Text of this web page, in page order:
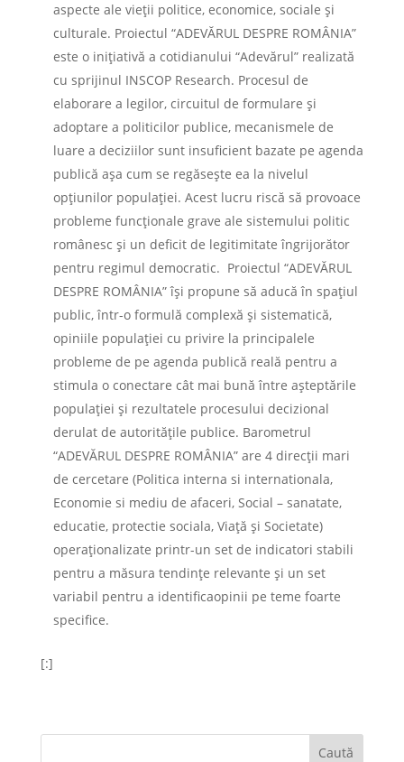
aspecte ale vieţii politice, economice, sociale şi
culturale. Proiectul “ADEVĂRUL DESPRE ROMÂNIA”
este o iniţiativă a cotidianului “Adevărul” realizată
cu sprijinul INSCOP Research. Procesul de
elaborare a legilor, circuitul de formulare şi
adoptare a politicilor publice, mecanismele de
luare a deciziilor sunt insuficient bazate pe agenda
publică aşa cum se regăseşte ea la nivelul
opţiunilor populaţiei. Acest lucru riscă să provoace
probleme funcţionale grave ale sistemului politic
românesc şi un deficit de legitimitate îngrijorător
pentru regimul democratic. Proiectul “ADEVĂRUL
DESPRE ROMÂNIA” îşi propune să aducă în spaţiul
public, într-o formulă complexă şi sistematică,
opiniile populaţiei cu privire la principalele
probleme de pe agenda publică reală pentru a
stimula o conectare cât mai bună între aşteptările
populaţiei şi rezultatele procesului decizional
derulat de autorităţile publice. Barometrul
“ADEVĂRUL DESPRE ROMÂNIA” are 4 direcţii mari
de cercetare (Politica interna si internationala,
Economie si mediu de afaceri, Social – sanatate,
educatie, protectie sociala, Viaţă şi Societate)
operaţionalizate printr-un set de indicatori stabili
pentru a măsura tendinţe relevante şi un set
variabil pentru a identificaopinii pe teme foarte
specifice.
[:]
Caută